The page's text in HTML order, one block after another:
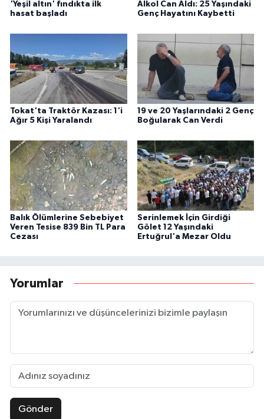
'Yeşil altın' fındıkta ilk
hasat başladı
Alkol Can Aldı: 25 Yaşındaki
Genç Hayatını Kaybetti
Tokat'ta Traktör Kazası: 1'i
Ağır 5 Kişi Yaralandı
19 ve 20 Yaşlarındaki 2 Genç
Boğularak Can Verdi
Balık Ölümlerine Sebebiyet
Veren Tesise 839 Bin TL Para
Cezası
Serinlemek İçin Girdiği
Gölet 12 Yaşındaki
Ertuğrul'a Mezar Oldu
Yorumlar
Gönder